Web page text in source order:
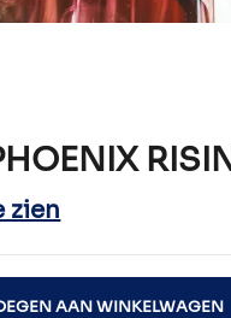
zien
RISING 70cl aantal
AAN WINKELWAGEN